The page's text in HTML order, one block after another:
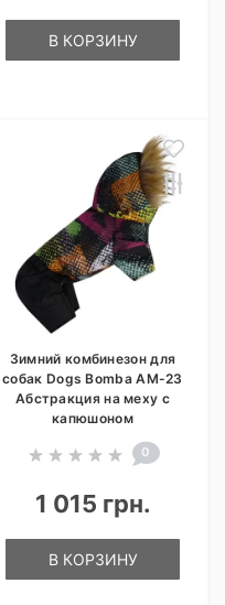
В КОРЗИНУ
Зимний комбинезон для
собак Dogs Bomba AM-23
Абстракция на меху с
капюшоном
0
1 015 грн.
В КОРЗИНУ